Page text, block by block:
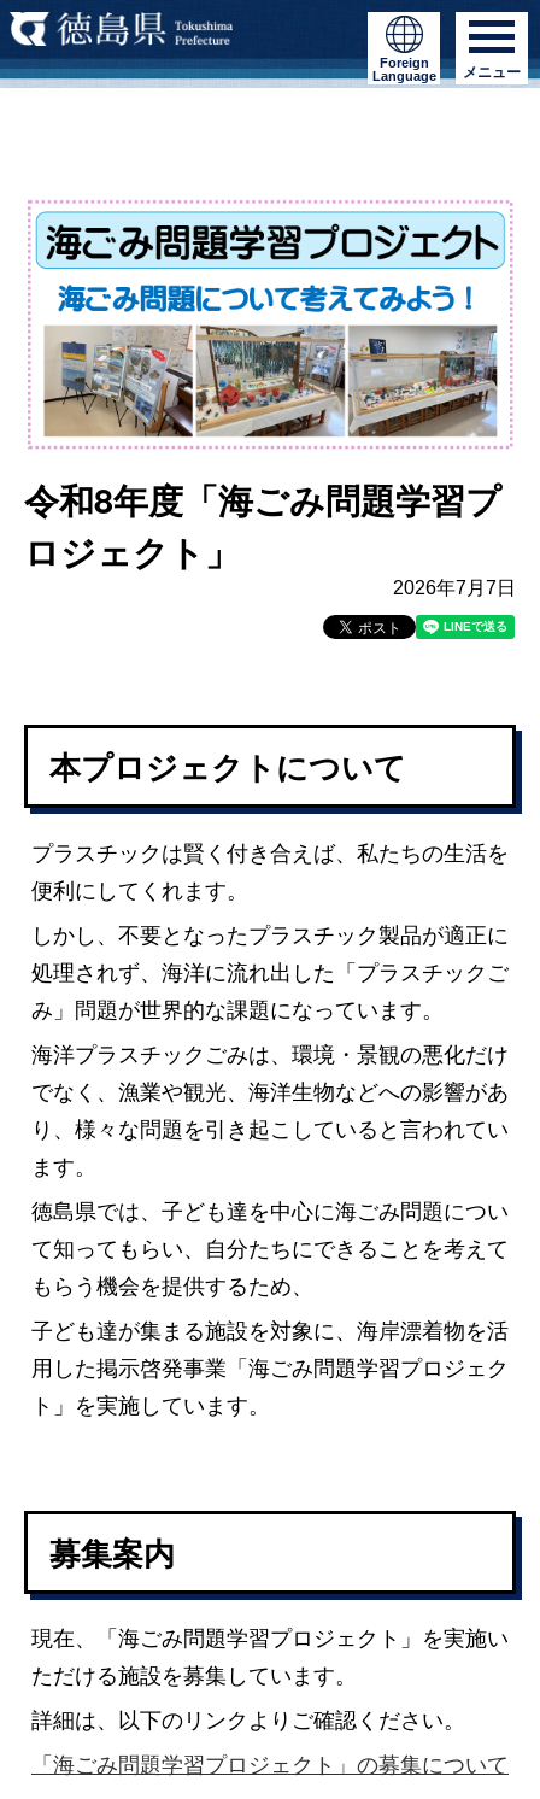
Foreign
Language
メニュー
令和8年度「海ごみ問題学習プ
ロジェクト」
2026年7月7日
本プロジェクトについて
プラスチックは賢く付き合えば、私たちの生活を
便利にしてくれます。
しかし、不要となったプラスチック製品が適正に
処理されず、海洋に流れ出した「プラスチックご
み」問題が世界的な課題になっています。
海洋プラスチックごみは、環境・景観の悪化だけ
でなく、漁業や観光、海洋生物などへの影響があ
り、様々な問題を引き起こしていると言われてい
ます。
徳島県では、子ども達を中心に海ごみ問題につい
て知ってもらい、自分たちにできることを考えて
もらう機会を提供するため、
子ども達が集まる施設を対象に、海岸漂着物を活
用した掲示啓発事業「海ごみ問題学習プロジェク
ト」を実施しています。
募集案内
現在、「海ごみ問題学習プロジェクト」を実施い
ただける施設を募集しています。
詳細は、以下のリンクよりご確認ください。
「海ごみ問題学習プロジェクト」の募集について